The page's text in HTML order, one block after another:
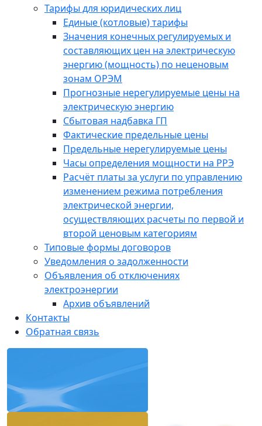
Тарифы для юридических лиц
Единые (котловые) тарифы
Значения конечных регулируемых и
составляющих цен на электрическую
энергию (мощность) по неценовым
зонам ОРЭМ
Прогнозные нерегулируемые цены на
электрическую энергию
Сбытовая надбавка ГП
Фактические предельные цены
Предельные нерегулируемые цены
Часы определения мощности на РРЭ
Расчёт платы за услуги по управлению
изменением режима потребления
электрической энергии,
осуществляющих расчеты по первой и
второй ценовым категориям
Типовые формы договоров
Уведомления о задолженности
Объявления об отключениях
электроэнергии
Архив объявлений
Контакты
Обратная связь